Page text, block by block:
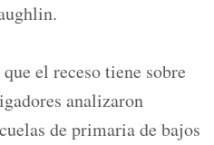
el receso tiene sobre
analizaron
de primaria de bajos